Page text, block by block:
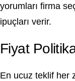
yorumları firma
ipuçları verir.
Fiyat
En ucuz teklif her